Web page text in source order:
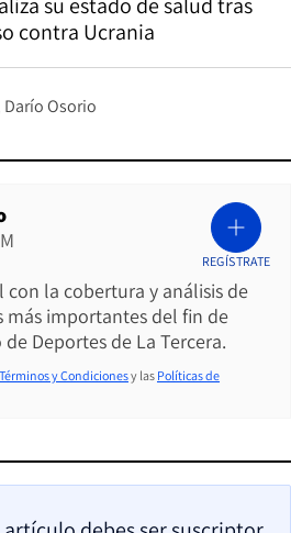
contra Ucrania
Darío Osorio
con la cobertura y análisis de
más importantes del fin de
Deportes de La Tercera.
REGÍSTRATE
Términos y Condicionesy las Políticas de